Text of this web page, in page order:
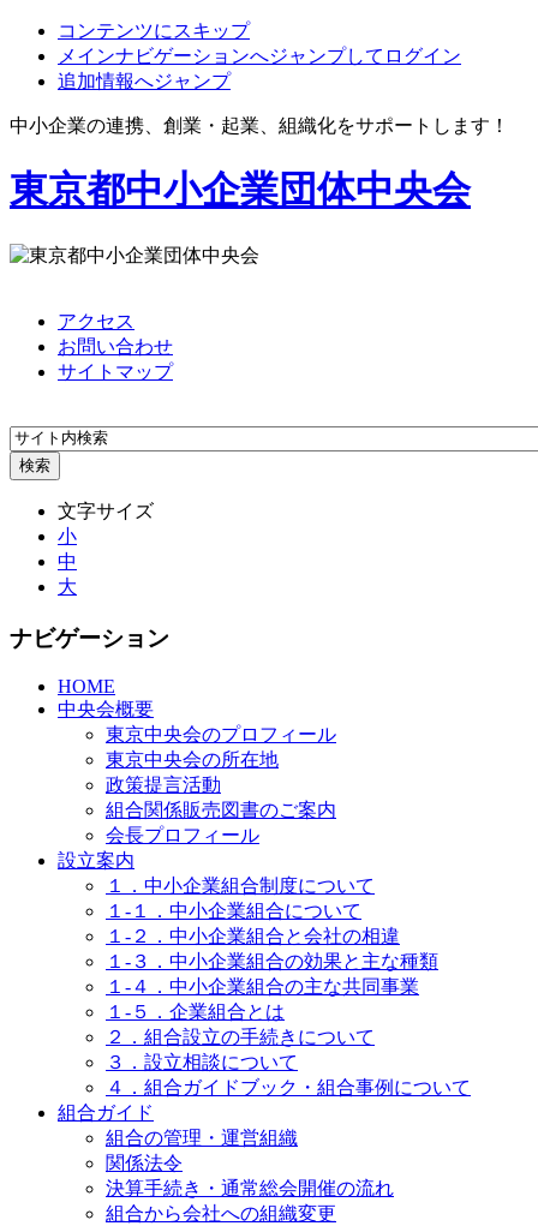
コンテンツにスキップ
メインナビゲーションへジャンプしてログイン
追加情報へジャンプ
中小企業の連携、創業・起業、組織化をサポートします！
東京都中小企業団体中央会
アクセス
お問い合わせ
サイトマップ
文字サイズ
小
中
大
ナビゲーション
HOME
中央会概要
東京中央会のプロフィール
東京中央会の所在地
政策提言活動
組合関係販売図書のご案内
会長プロフィール
設立案内
１．中小企業組合制度について
１-１．中小企業組合について
１-２．中小企業組合と会社の相違
１-３．中小企業組合の効果と主な種類
１-４．中小企業組合の主な共同事業
１-５．企業組合とは
２．組合設立の手続きについて
３．設立相談について
４．組合ガイドブック・組合事例について
組合ガイド
組合の管理・運営組織
関係法令
決算手続き・通常総会開催の流れ
組合から会社への組織変更